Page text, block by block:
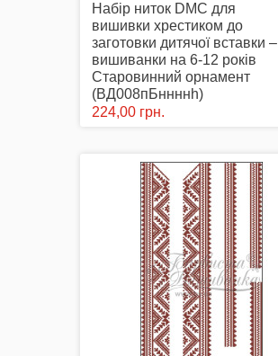
Набір ниток DMC для
вишивки хрестиком до
заготовки дитячої вставки –
вишиванки на 6-12 років
Старовинний орнамент
(ВД008пБннннh)
224,00 грн.